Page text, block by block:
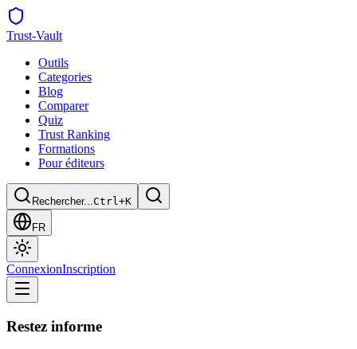
Trust-Vault
Outils
Categories
Blog
Comparer
Quiz
Trust Ranking
Formations
Pour éditeurs
Rechercher...Ctrl+K
FR
ConnexionInscription
Restez informe